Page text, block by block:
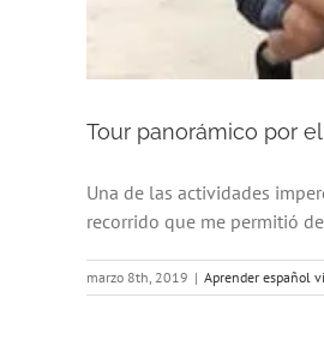
Tour panorámico por
Una de las actividades
recorrido que me permitió
marzo 8th, 2019 | Aprender español